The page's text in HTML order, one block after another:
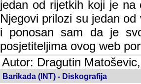
jedan od rijetkih koji je
Njegovi prilozi su jedan
i ponosan sam da je
posjetiteljima ovog web
Autor: Dragutin
Barikada (INT) - Diskografija